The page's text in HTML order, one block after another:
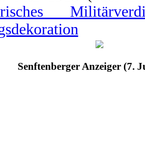
Senftenberger Anzeiger (7.